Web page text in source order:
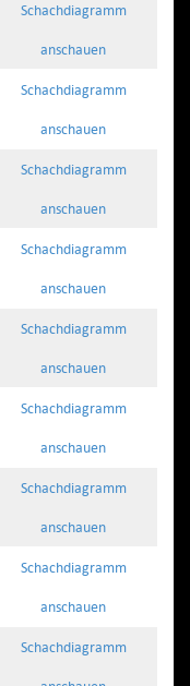
Schachdiagramm
anschauen
Schachdiagramm
anschauen
Schachdiagramm
anschauen
Schachdiagramm
anschauen
Schachdiagramm
anschauen
Schachdiagramm
anschauen
Schachdiagramm
anschauen
Schachdiagramm
anschauen
Schachdiagramm